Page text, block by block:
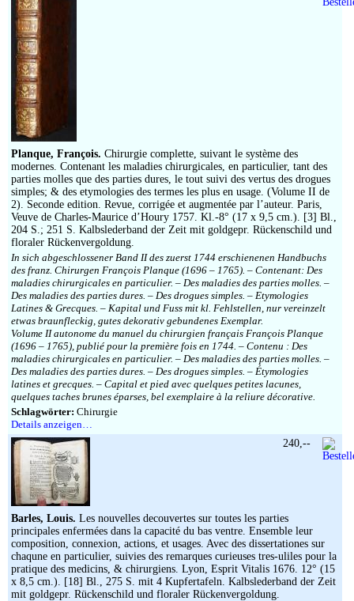
Kontakt
Ankauf
Links
Impressum
Planque, François. Chirurgie complette, suivant le système des
modernes. Contenant les maladies chirurgicales, en particulier, tant des
parties molles que des parties dures, le tout suivi des vertus des drogues
simples; & des etymologies des termes les plus en usage. (Volume II de
2). Seconde edition. Revue, corrigée et augmentée par l’auteur. Paris,
Veuve de Charles-Maurice d’Houry 1757. Kl.-8° (17 x 9,5 cm.). [3] Bl.,
204 S.; 251 S. Kalbslederband der Zeit mit goldgepr. Rückenschild und
floraler Rückenvergoldung.
In sich abgeschlossener Band II des zuerst 1744 erschienenen Handbuchs
des franz. Chirurgen François Planque (1696 – 1765). – Contenant: Des
maladies chirurgicales en particulier. – Des maladies des parties molles. –
Des maladies des parties dures. – Des drogues simples. – Etymologies
Latines & Grecques. – Kapital und Fuss mit kl. Fehlstellen, nur vereinzelt
etwas braunfleckig, gutes dekorativ gebundenes Exemplar.
Volume II autonome du manuel du chirurgien français François Planque
(1696 – 1765), publié pour la première fois en 1744. – Contenu : Des
maladies chirurgicales en particulier. – Des maladies des parties molles. –
Des maladies des parties dures. – Des drogues simples. – Étymologies
latines et grecques. – Capital et pied avec quelques petites lacunes,
quelques taches brunes éparses, bel exemplaire à la reliure décorative.
Schlagwörter: Chirurgie
Details anzeigen…
Barles, Louis. Les nouvelles decouvertes sur toutes les parties
principales enfermées dans la capacité du bas ventre. Ensemble leur
composition, connexion, actions, et usages. Avec des dissertationes sur
chaqune en particulier, suivies des remarques curieuses tres-uliles pour la
pratique des medicins, & chirurgiens. Lyon, Esprit Vitalis 1676. 12° (15
x 8,5 cm.). [18] Bl., 275 S. mit 4 Kupfertafeln. Kalbslederband der Zeit
mit goldgepr. Rückenschild und floraler Rückenvergoldung.
240,--